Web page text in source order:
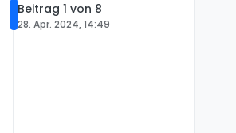
Beitrag 1 von 8
28. Apr. 2024, 14:49